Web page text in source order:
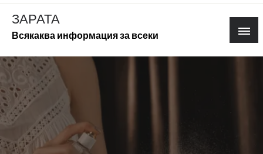
Skip
content
ЗАРАТА
Всякаква информация за всеки